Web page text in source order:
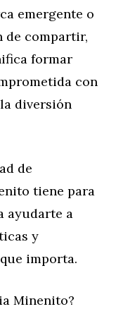
emergente o
de compartir,
formar
con
diversión
de
tiene para
ayudarte a
y
importa.
Minenito?